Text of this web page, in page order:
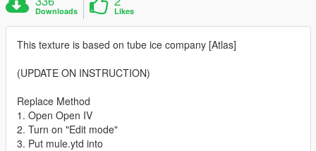
Downloads Likes
This texture is based on tube ice company [Atlas]
(UPDATE ON INSTRUCTION)
Replace Method
1. Open Open IV
2. Turn on "Edit mode"
3. Put mule.ytd into